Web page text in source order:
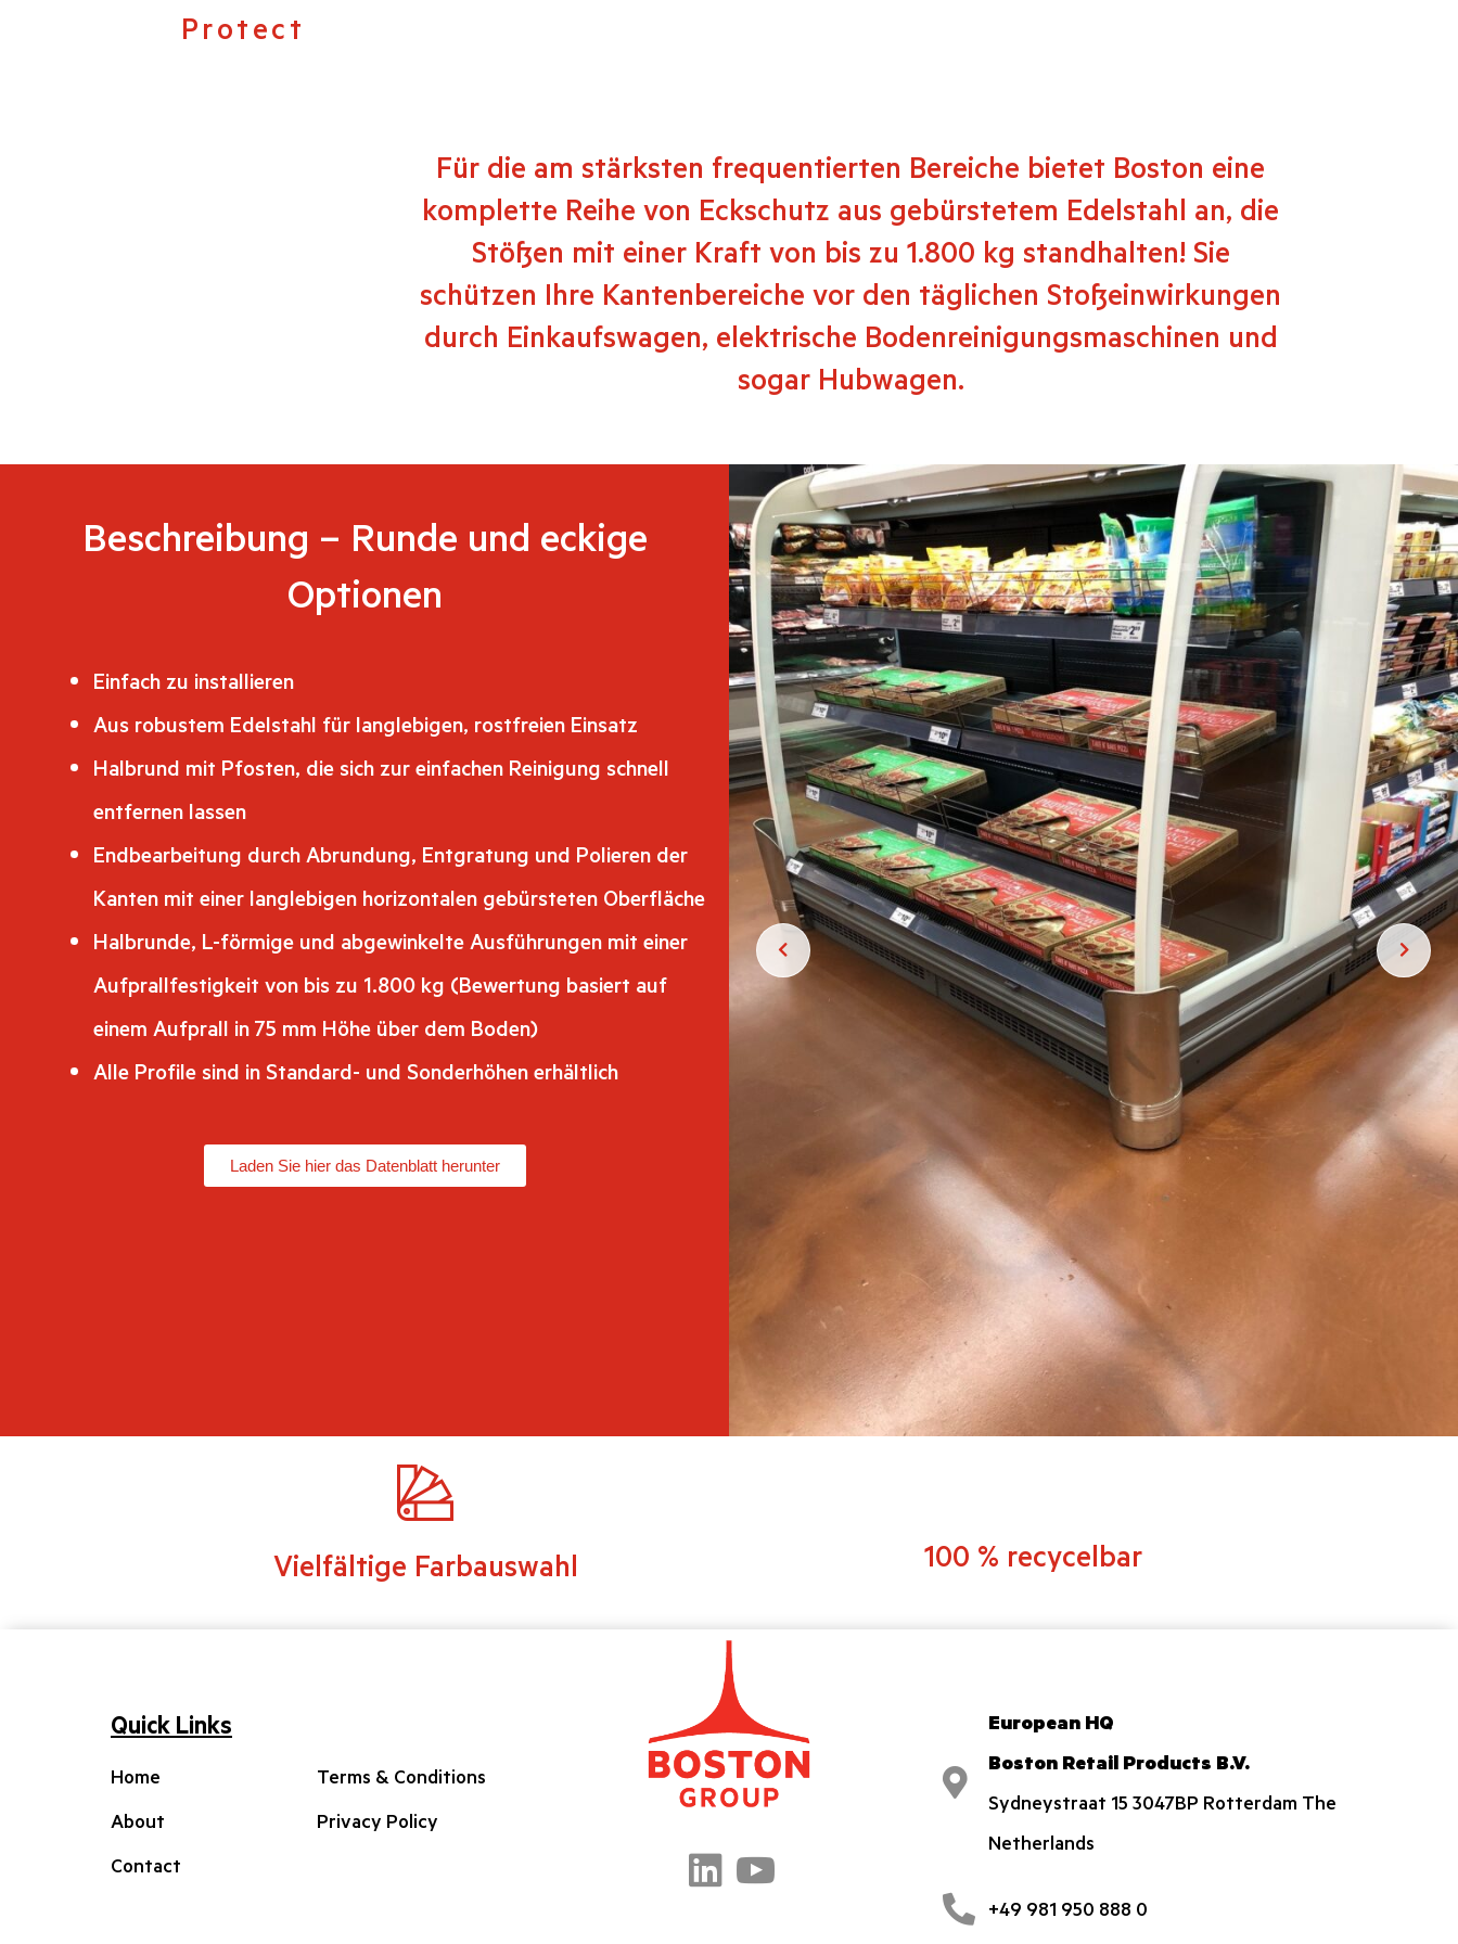
Protect
Für die am stärksten frequentierten Bereiche bietet Boston eine
komplette Reihe von Eckschutz aus gebürstetem Edelstahl an, die
Stößen mit einer Kraft von bis zu 1.800 kg standhalten! Sie
schützen Ihre Kantenbereiche vor den täglichen Stoßeinwirkungen
durch Einkaufswagen, elektrische Bodenreinigungsmaschinen und
sogar Hubwagen.
Beschreibung – Runde und eckige
Optionen
Einfach zu installieren
Aus robustem Edelstahl für langlebigen, rostfreien Einsatz
Halbrund mit Pfosten, die sich zur einfachen Reinigung schnell
entfernen lassen
Endbearbeitung durch Abrundung, Entgratung und Polieren der
Kanten mit einer langlebigen horizontalen gebürsteten Oberfläche
Halbrunde, L-förmige und abgewinkelte Ausführungen mit einer
Aufprallfestigkeit von bis zu 1.800 kg (Bewertung basiert auf
einem Aufprall in 75 mm Höhe über dem Boden)
Alle Profile sind in Standard- und Sonderhöhen erhältlich
Laden Sie hier das Datenblatt herunter
Vielfältige Farbauswahl 100 % recycelbar
Quick Links
Home
About
Contact
Terms & Conditions
Privacy Policy
European HQ
Boston Retail Products B.V.
Sydneystraat 15 3047BP Rotterdam The
Netherlands
+49 981 950 888 0